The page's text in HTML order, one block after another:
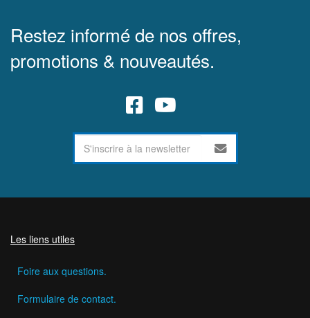
Restez informé de nos offres,
promotions & nouveautés.
Les liens utiles
Foire aux questions.
Formulaire de contact.